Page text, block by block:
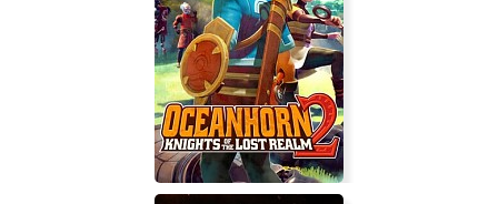
Amazing Adventures Around the
World